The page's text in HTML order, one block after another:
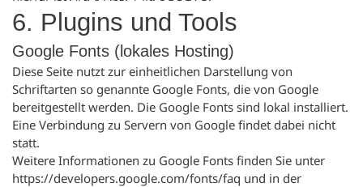
6. Plugins und Tools
Google Fonts (lokales Hosting)
Diese Seite nutzt zur einheitlichen Darstellung von
Schriftarten so genannte Google Fonts, die von Google
bereitgestellt werden. Die Google Fonts sind lokal installiert.
Eine Verbindung zu Servern von Google findet dabei nicht
statt.
Weitere Informationen zu Google Fonts finden Sie unter
https://developers.google.com/fonts/faq und in der